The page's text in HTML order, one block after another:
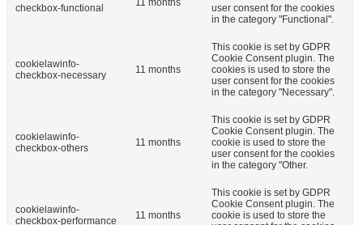
checkbox-functional
11 months
user consent for the cookies
in the category "Functional".
cookielawinfo-
checkbox-necessary
11 months
This cookie is set by GDPR
Cookie Consent plugin. The
cookies is used to store the
user consent for the cookies
in the category "Necessary".
cookielawinfo-
checkbox-others
11 months
This cookie is set by GDPR
Cookie Consent plugin. The
cookie is used to store the
user consent for the cookies
in the category "Other.
cookielawinfo-
checkbox-performance
11 months
This cookie is set by GDPR
Cookie Consent plugin. The
cookie is used to store the